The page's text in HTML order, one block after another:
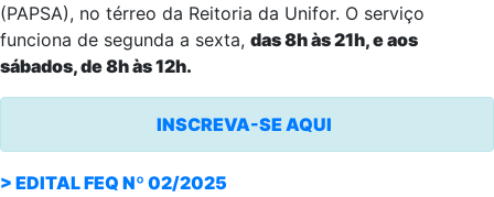
(PAPSA), no térreo da Reitoria da Unifor. O serviço
funciona de segunda a sexta, das 8h às 21h, e aos
sábados, de 8h às 12h.
INSCREVA-SE AQUI
> EDITAL FEQ Nº 02/2025